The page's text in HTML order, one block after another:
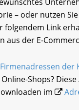
– oder nutzen
folgendem Link
aus der E-
Firmenadressen der
Shops?
im